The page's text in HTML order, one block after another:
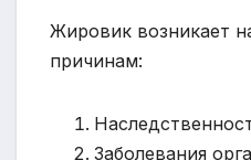
Жировик возникает
причинам:
Заболевания